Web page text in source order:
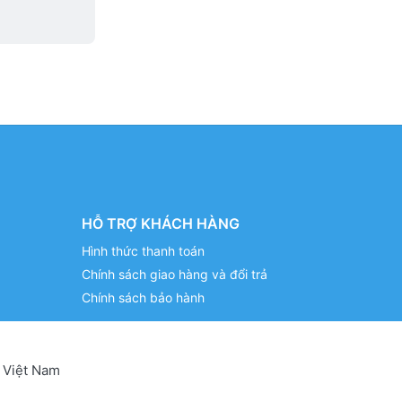
HỖ TRỢ KHÁCH HÀNG
Hình thức thanh toán
Chính sách giao hàng và đổi trả
Chính sách bảo hành
Nam